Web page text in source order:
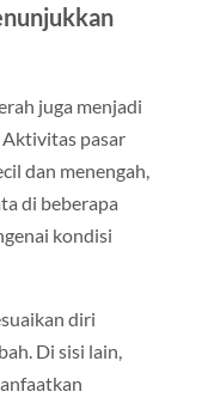
juga menjadi
pasar
dan menengah,
di beberapa
kondisi
diri
Di sisi lain,